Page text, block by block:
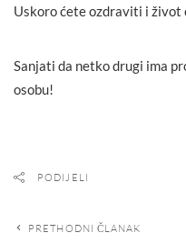
Uskoro ćete ozdraviti i život
Sanjati da netko drugi ima
osobu!
PODIJELI
PRETHODNI ČLANAK